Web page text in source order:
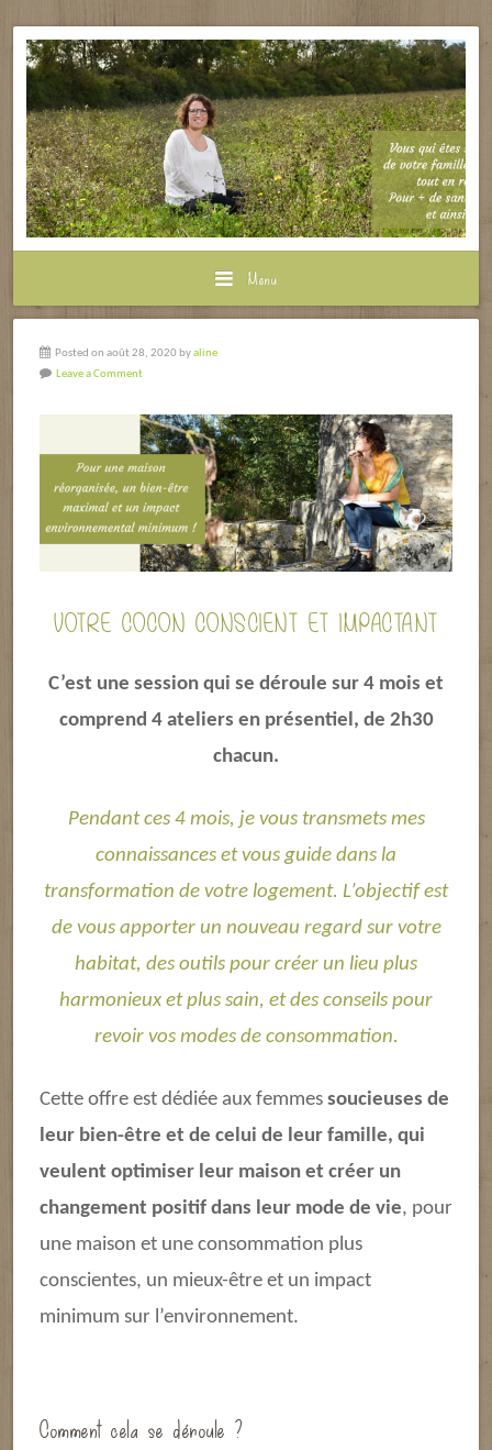
Menu
Posted on août 28, 2020 byaline
Leave a Comment
VOTRE COCON CONSCIENT ET IMPACTANT
C’est une session qui se déroule sur 4 mois et
comprend 4 ateliers en présentiel, de 2h30
chacun.
Pendant ces 4 mois, je vous transmets mes
connaissances et vous guide dans la
transformation de votre logement. L’objectif est
de vous apporter un nouveau regard sur votre
habitat, des outils pour créer un lieu plus
harmonieux et plus sain, et des conseils pour
revoir vos modes de consommation.
Cette offre est dédiée aux femmes soucieuses de
leur bien-être et de celui de leur famille, qui
veulent optimiser leur maison et créer un
changement positif dans leur mode de vie, pour
une maison et une consommation plus
conscientes, un mieux-être et un impact
minimum sur l’environnement.
Comment cela se déroule ?